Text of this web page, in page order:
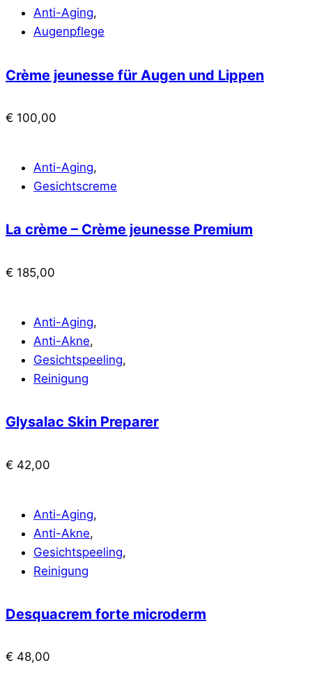
Anti-Aging,
Augenpflege
Crème jeunesse für Augen und Lippen
€ 100,00
Anti-Aging,
Gesichtscreme
La crème – Crème jeunesse Premium
€ 185,00
Anti-Aging,
Anti-Akne,
Gesichtspeeling,
Reinigung
Glysalac Skin Preparer
€ 42,00
Anti-Aging,
Anti-Akne,
Gesichtspeeling,
Reinigung
Desquacrem forte microderm
€ 48,00